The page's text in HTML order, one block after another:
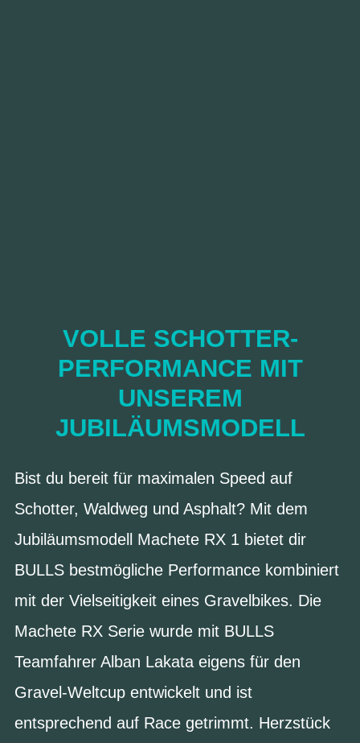
VOLLE SCHOTTER-
PERFORMANCE MIT
UNSEREM
JUBILÄUMSMODELL
Bist du bereit für maximalen Speed auf
Schotter, Waldweg und Asphalt? Mit dem
Jubiläumsmodell Machete RX 1 bietet dir
BULLS bestmögliche Performance kombiniert
mit der Vielseitigkeit eines Gravelbikes. Die
Machete RX Serie wurde mit BULLS
Teamfahrer Alban Lakata eigens für den
Gravel-Weltcup entwickelt und ist
entsprechend auf Race getrimmt. Herzstück